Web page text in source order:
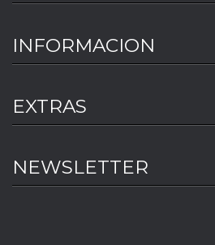
INFORMACION
EXTRAS
NEWSLETTER